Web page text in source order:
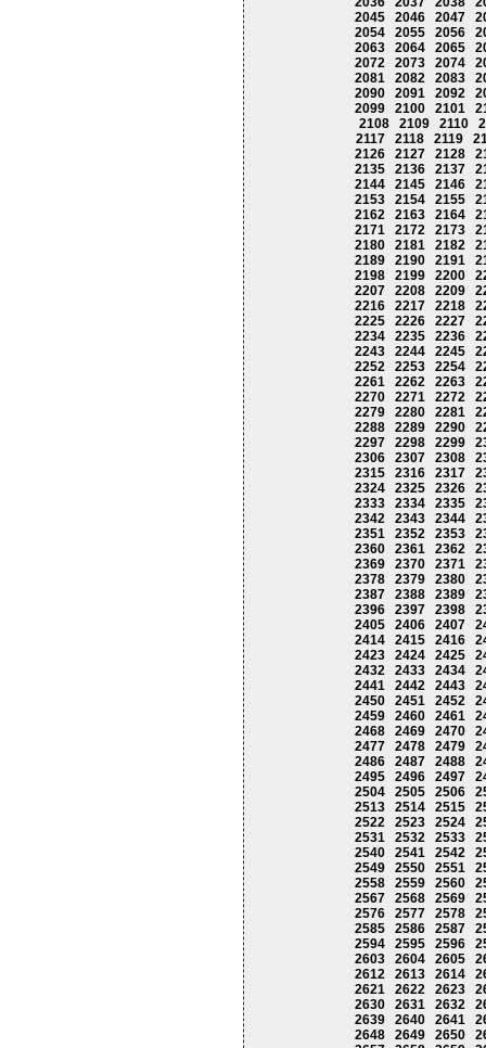
2045
2046 2047
2054
2055 2056
2063
2064 2065
2072
2073 2074
2081
2082 2083
2090
2091 2092
2099
2100 2101
2108
2109 2110
2117
2118 2119
2126
2127 2128
2135
2136 2137
2144
2145 2146
2153
2154 2155
2162
2163 2164
2171
2172 2173
2180
2181 2182
2189
2190 2191
2198
2199 2200
2207
2208 2209
2216
2217 2218
2225
2226 2227
2234
2235 2236
2243
2244 2245
2252
2253 2254
2261
2262 2263
2270
2271 2272
2279
2280 2281
2288
2289 2290
2297
2298 2299
2306
2307 2308
2315
2316 2317
2324
2325 2326
2333
2334 2335
2342
2343 2344
2351
2352 2353
2360
2361 2362
2369
2370 2371
2378
2379 2380
2387
2388 2389
2396
2397 2398
2405
2406 2407
2414
2415 2416
2423
2424 2425
2432
2433 2434
2441
2442 2443
2450
2451 2452
2459
2460 2461
2468
2469 2470
2477
2478 2479
2486
2487 2488
2495
2496 2497
2504
2505 2506
2513
2514 2515
2522
2523 2524
2531
2532 2533
2540
2541 2542
2549
2550 2551
2558
2559 2560
2567
2568 2569
2576
2577 2578
2585
2586 2587
2594
2595 2596
2603
2604 2605
2612
2613 2614
2621
2622 2623
2630
2631 2632
2639
2640 2641
2648
2649 2650